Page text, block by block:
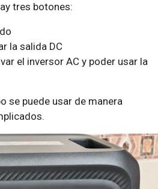
tres botones:
la salida DC
el inversor AC y poder usar la
se puede usar de manera